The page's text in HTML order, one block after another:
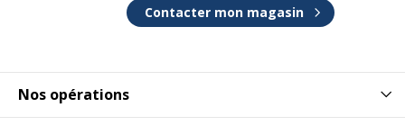
Nos opérations
Contacter mon magasin